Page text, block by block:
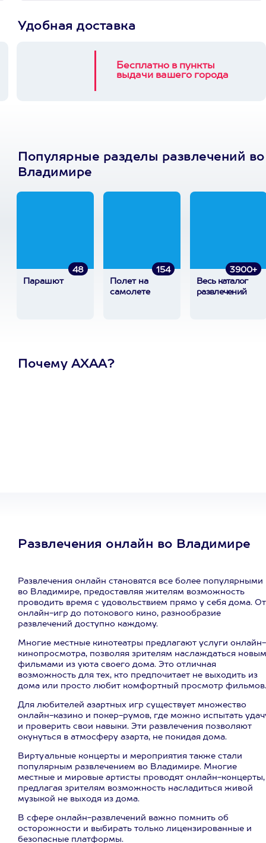
Удобная доставка
Бесплатно в пункты
выдачи вашего города
Популярные разделы развлечений во
Владимире
48
Парашют
154
Полет на
самолете
3900+
Весь каталог
развлечений
Почему АХАА?
Развлечения онлайн во Владимире
Развлечения онлайн становятся все более популярными
во Владимире, предоставляя жителям возможность
проводить время с удовольствием прямо у себя дома. От
онлайн-игр до потокового кино, разнообразие
развлечений доступно каждому.
Многие местные кинотеатры предлагают услуги онлайн-
кинопросмотра, позволяя зрителям наслаждаться
фильмами из уюта своего дома. Это отличная
возможность для тех, кто предпочитает не выходить из
дома или просто любит комфортный просмотр фильмов.
Для любителей азартных игр существует множество
онлайн-казино и покер-румов, где можно испытать
и проверить свои навыки. Эти развлечения позволяют
окунуться в атмосферу азарта, не покидая дома.
Виртуальные концерты и мероприятия также стали
популярным развлечением во Владимире. Многие
местные и мировые артисты проводят онлайн-концерты,
предлагая зрителям возможность насладиться живой
музыкой не выходя из дома.
В сфере онлайн-развлечений важно помнить об
осторожности и выбирать только лицензированные и
безопасные платформы.